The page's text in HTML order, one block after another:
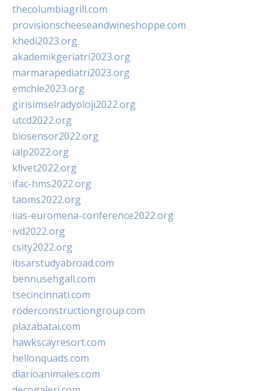
thecolumbiagrill.com
provisionscheeseandwineshoppe.com
khedi2023.org
akademikgeriatri2023.org
marmarapediatri2023.org
emchie2023.org
girisimselradyoloji2022.org
utcd2022.org
biosensor2022.org
ialp2022.org
klivet2022.org
ifac-hms2022.org
taoms2022.org
iias-euromena-conference2022.org
ivd2022.org
csity2022.org
ibsarstudyabroad.com
bennusehgall.com
tsecincinnati.com
roderconstructiongroup.com
plazabatai.com
hawkscayresort.com
hellonquads.com
diarioanimales.com